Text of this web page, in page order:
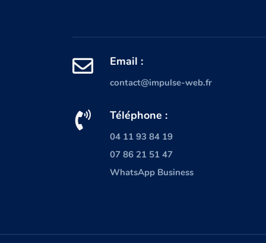
Email :
contact@impulse-web.fr
Téléphone :
04 11 93 84 19
07 86 21 51 47
WhatsApp Business